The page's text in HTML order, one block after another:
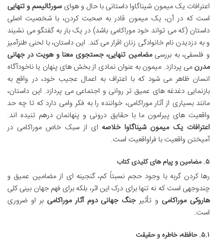
اعترافات یک میمون شیناگاوا داستانی با حال و هوایسورئالیسم و تنهایی
است که در آن، یک میمون قادر به صحبت کردن، با شخصیت اصلی
داستان (که می تواند خود موراکامی باشد) در یک بار به گفتگو می نشیند
و به دزدیدن نام خانوادگی زنان اقرار می کند. این داستان، با لحنی طنزآمیز
و فلسفی، به بررسیمضامین تنهایی، جستجوی معنا و هویت در جهانی
مدرن می پردازد. میمون به عنوان نمادی از بخش های پنهان یا ناخودآگاه
انسان ظاهر می شود که با اعتراف به اعمال عجیب خود، در واقع به
بازنمایی دغدغه های عمیق تر روانی و اجتماعی می پردازد. این داستان،
مانند بسیاری از آثار موراکامی، خواننده را به فکر وامی دارد که تا چه حد
واقعیت های پیرامون ما با حقایق درونی و پنهانمان درهم تنیده اند.
اعترافات یک میمون شیناگاوا خلاصه ای از سبک خاص موراکامی در
آمیختن واقعیت با فراواقعیت است.
۵. مضامین و پیام های کلیدی کتاب
رها کردن گربه با وجود حجم نسبتاً کم، گنجینه ای از مضامین عمیق و
چندوجهی است که نه تنها برای درک این اثر، بلکه برای فهم جهان بینی کلی
هاروکی موراکامی و تأثیرجنگ جهانی دوم آثار موراکامی بر او ضروری
است.
۵.۱. حافظه، خاطره و حقیقت